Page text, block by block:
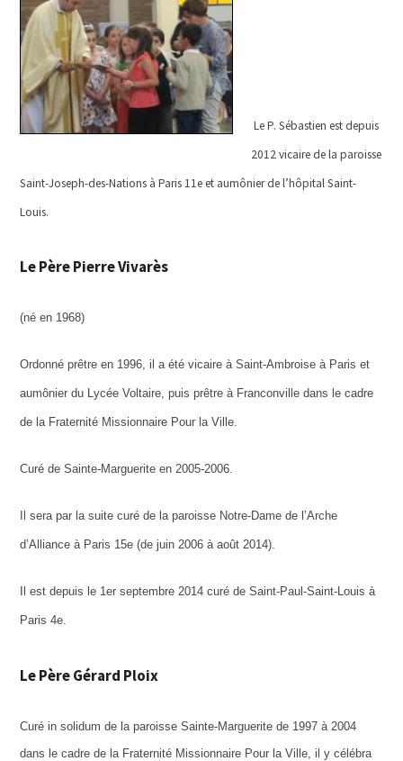
Le P. Sébastien est depuis
2012 vicaire de la paroisse
Saint-Joseph-des-Nations à Paris 11e et aumônier de l’hôpital Saint-
Louis.
Le Père Pierre Vivarès
(né en 1968)
Ordonné prêtre en 1996, il a été vicaire à Saint-Ambroise à Paris et
aumônier du Lycée Voltaire, puis prêtre à Franconville dans le cadre
de la Fraternité Missionnaire Pour la Ville.
Curé de Sainte-Marguerite en 2005-2006.
Il sera par la suite curé de la paroisse Notre-Dame de l’Arche
d’Alliance à Paris 15e (de juin 2006 à août 2014).
Il est depuis le 1er septembre 2014 curé de Saint-Paul-Saint-Louis à
Paris 4e.
Le Père Gérard Ploix
Curé in solidum de la paroisse Sainte-Marguerite de 1997 à 2004
dans le cadre de la Fraternité Missionnaire Pour la Ville, il y célébra